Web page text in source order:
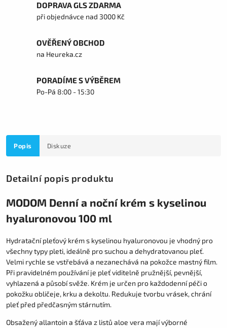
DOPRAVA GLS ZDARMA
při objednávce nad 3000 Kč
OVĚŘENÝ OBCHOD
na Heureka.cz
PORADÍME S VÝBĚREM
Po-Pá 8:00 - 15:30
Popis Diskuze
Detailní popis produktu
MODOM Denní a noční krém s kyselinou
hyaluronovou 100 ml
Hydratační pleťový krém s kyselinou hyaluronovou je vhodný pro
všechny typy pleti, ideálně pro suchou a dehydratovanou pleť.
Velmi rychle se vstřebává a nezanechává na pokožce mastný film.
Při pravidelném používání je pleť viditelně pružnější, pevnější,
vyhlazená a působí svěže. Krém je určen pro každodenní péči o
pokožku obličeje, krku a dekoltu. Redukuje tvorbu vrásek, chrání
pleť před předčasným stárnutím.
Obsažený allantoin a šťáva z listů aloe vera mají výborné